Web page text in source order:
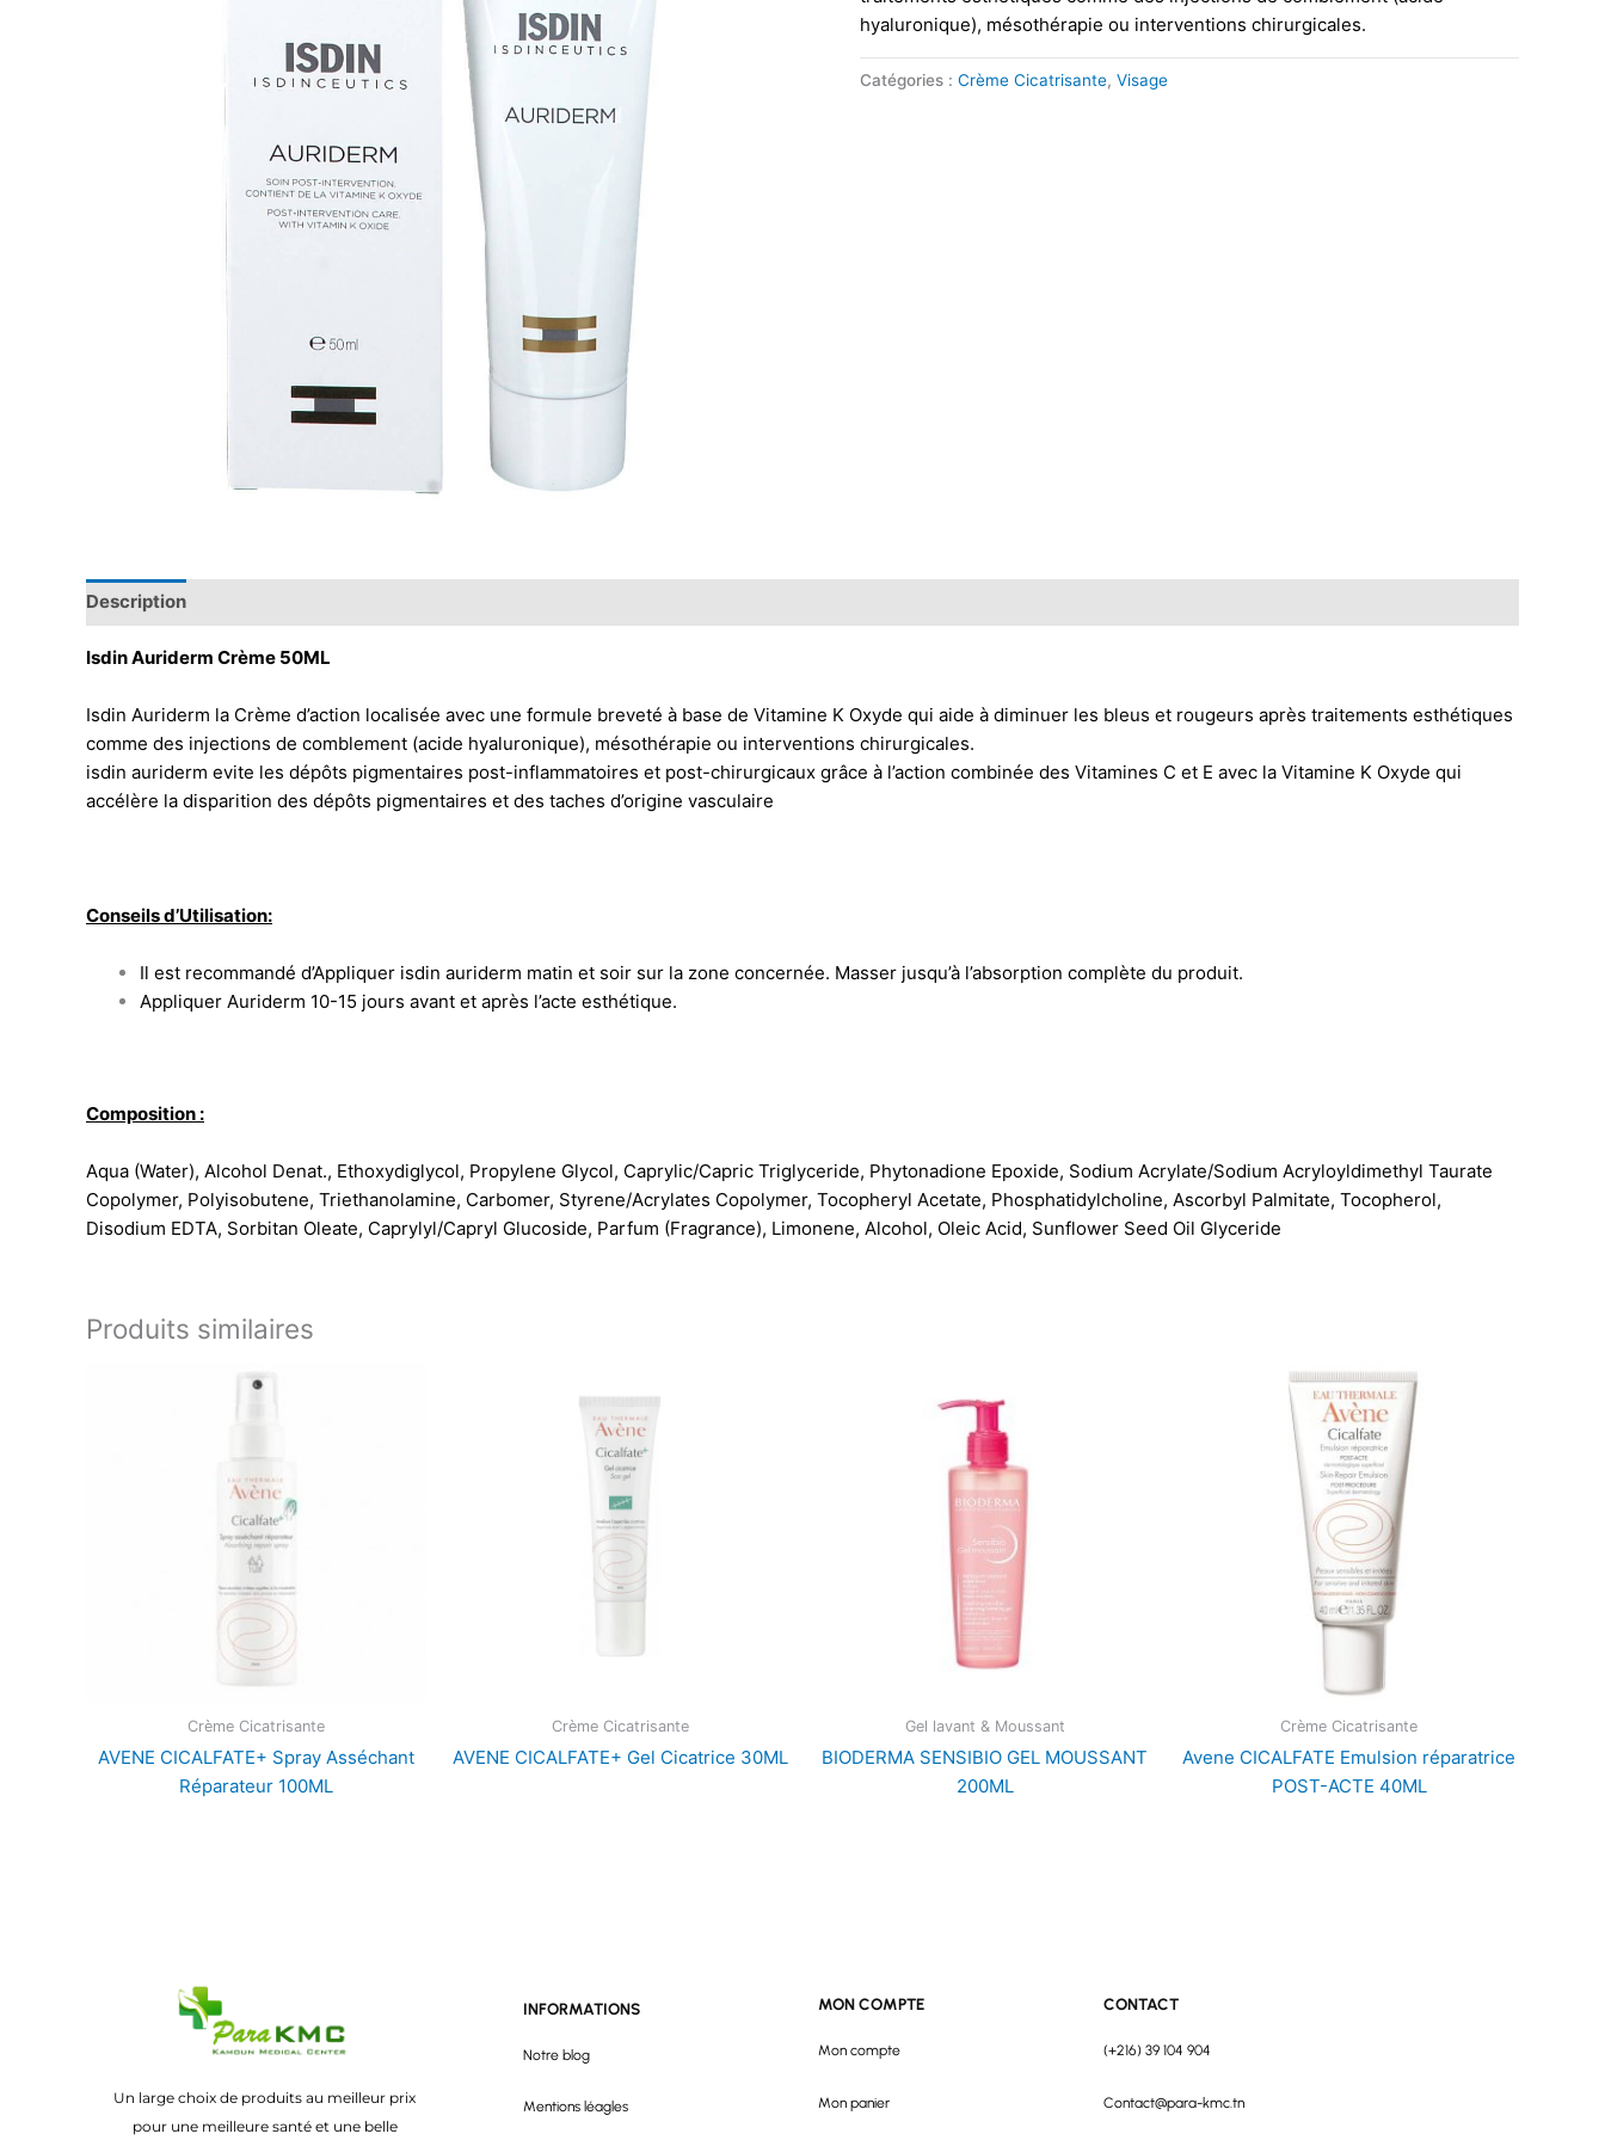
hyaluronique), mésothérapie ou interventions chirurgicales.
Catégories : Crème Cicatrisante, Visage
Description
Isdin Auriderm Crème 50ML
Isdin Auriderm la Crème d’action localisée avec une formule breveté à base de Vitamine K Oxyde qui aide à diminuer les bleus et rougeurs après traitements esthétiques
comme des injections de comblement (acide hyaluronique), mésothérapie ou interventions chirurgicales.
isdin auriderm evite les dépôts pigmentaires post-inflammatoires et post-chirurgicaux grâce à l’action combinée des Vitamines C et E avec la Vitamine K Oxyde qui
accélère la disparition des dépôts pigmentaires et des taches d’origine vasculaire
Conseils d’Utilisation:
Il est recommandé d’Appliquer isdin auriderm matin et soir sur la zone concernée. Masser jusqu’à l’absorption complète du produit.
Appliquer Auriderm 10-15 jours avant et après l’acte esthétique.
Composition :
Aqua (Water), Alcohol Denat., Ethoxydiglycol, Propylene Glycol, Caprylic/Capric Triglyceride, Phytonadione Epoxide, Sodium Acrylate/Sodium Acryloyldimethyl Taurate
Copolymer, Polyisobutene, Triethanolamine, Carbomer, Styrene/Acrylates Copolymer, Tocopheryl Acetate, Phosphatidylcholine, Ascorbyl Palmitate, Tocopherol,
Disodium EDTA, Sorbitan Oleate, Caprylyl/Capryl Glucoside, Parfum (Fragrance), Limonene, Alcohol, Oleic Acid, Sunflower Seed Oil Glyceride
Produits similaires
Crème Cicatrisante
AVENE CICALFATE+ Spray Asséchant
Réparateur 100ML
Crème Cicatrisante
AVENE CICALFATE+ Gel Cicatrice 30ML
Gel lavant & Moussant
BIODERMA SENSIBIO GEL MOUSSANT
200ML
Crème Cicatrisante
Avene CICALFATE Emulsion réparatrice
POST-ACTE 40ML
Un large choix de produits au meilleur prix
pour une meilleure santé et une belle
INFORMATIONS
Notre blog
Mentions léagles
MON COMPTE
Mon compte
Mon panier
CONTACT
(+216) 39 104 904
Contact@para-kmc.tn